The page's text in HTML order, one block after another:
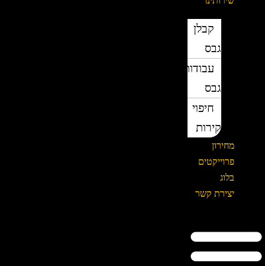
קבלן
גבס
עבודות
גבס
חיפוי
קירות
מחירון
פרוייקטים
בלוג
יצירת קשר